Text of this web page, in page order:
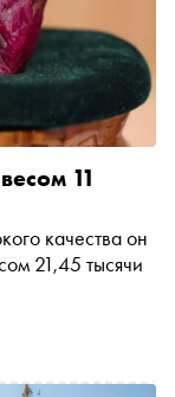
11
качества он
21,45 тысячи